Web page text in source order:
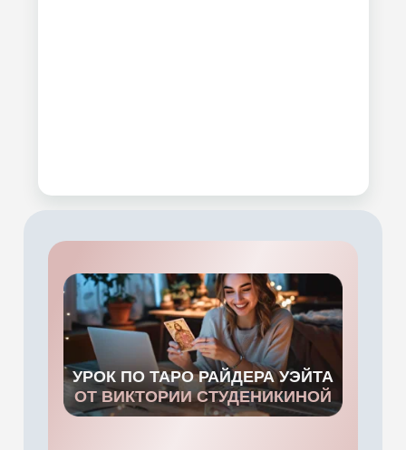
УРОК ПО ТАРО РАЙДЕРА УЭЙТА
ОТ ВИКТОРИИ СТУДЕНИКИНОЙ